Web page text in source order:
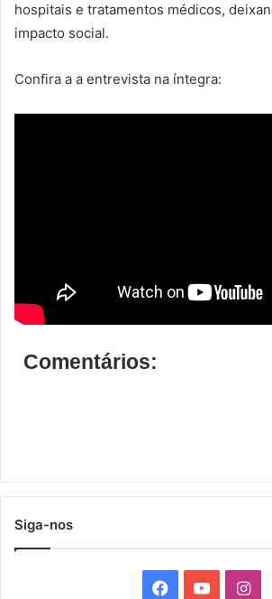
hospitais e tratamentos médicos,
impacto social.
Confira a a entrevista na íntegra:
Comentários:
Siga-nos
I